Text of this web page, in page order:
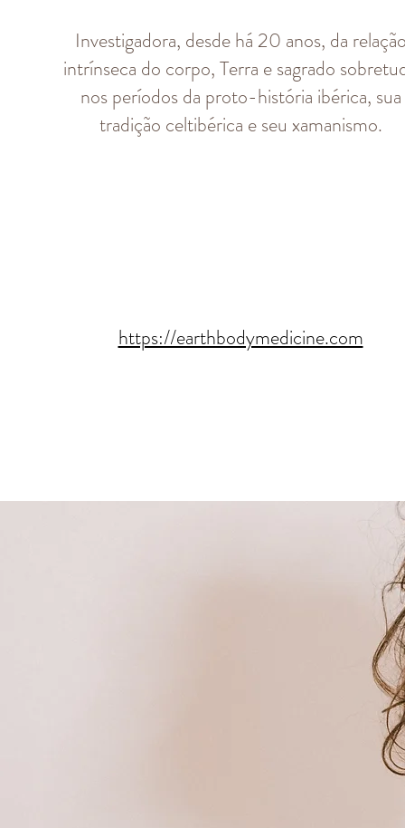
Investigadora, desde há 20 anos, da
intrínseca do corpo, Terra e sagrado
nos períodos da proto-história ibérica, sua
tradição celtibérica e seu xamanismo.
https://earthbodymedicine.com